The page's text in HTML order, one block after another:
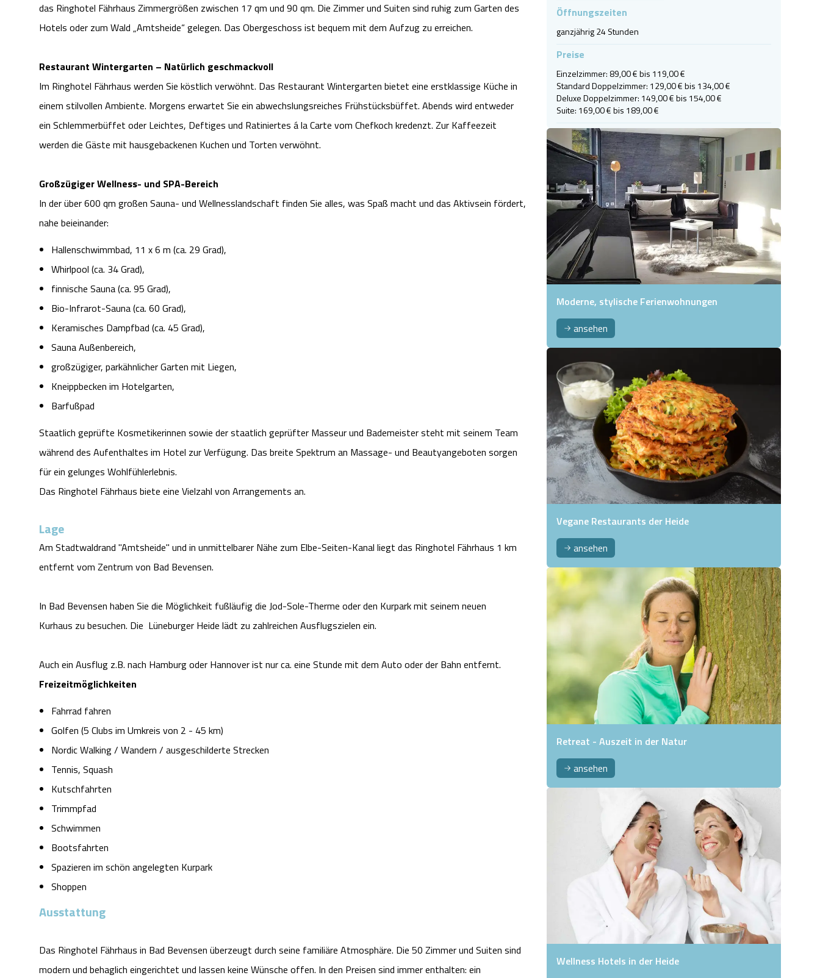
das Ringhotel Fährhaus Zimmergrößen zwischen 17 qm und 90 qm. Die Zimmer und Suiten sind ruhig zum Garten des
Hotels oder zum Wald „Amtsheide“ gelegen. Das Obergeschoss ist bequem mit dem Aufzug zu erreichen.
Restaurant Wintergarten – Natürlich geschmackvoll
Im Ringhotel Fährhaus werden Sie köstlich verwöhnt. Das Restaurant Wintergarten bietet eine erstklassige Küche in
einem stilvollen Ambiente. Morgens erwartet Sie ein abwechslungsreiches Frühstücksbüffet. Abends wird entweder
ein Schlemmerbüffet oder Leichtes, Deftiges und Ratiniertes á la Carte vom Chefkoch kredenzt. Zur Kaffeezeit
werden die Gäste mit hausgebackenen Kuchen und Torten verwöhnt.
Großzügiger Wellness- und SPA-Bereich
In der über 600 qm großen Sauna- und Wellnesslandschaft finden Sie alles, was Spaß macht und das Aktivsein fördert,
nahe beieinander:
Hallenschwimmbad, 11 x 6 m (ca. 29 Grad),
Whirlpool (ca. 34 Grad),
finnische Sauna (ca. 95 Grad),
Bio-Infrarot-Sauna (ca. 60 Grad),
Keramisches Dampfbad (ca. 45 Grad),
Sauna Außenbereich,
großzügiger, parkähnlicher Garten mit Liegen,
Kneippbecken im Hotelgarten,
Barfußpad
Staatlich geprüfte Kosmetikerinnen sowie der staatlich geprüfter Masseur und Bademeister steht mit seinem Team
während des Aufenthaltes im Hotel zur Verfügung. Das breite Spektrum an Massage- und Beautyangeboten sorgen
für ein gelunges Wohlfühlerlebnis.
Das Ringhotel Fährhaus biete eine Vielzahl von Arrangements an.
Lage
Am Stadtwaldrand "Amtsheide" und in unmittelbarer Nähe zum Elbe-Seiten-Kanal liegt das Ringhotel Fährhaus 1 km
entfernt vom Zentrum von Bad Bevensen.
In Bad Bevensen haben Sie die Möglichkeit fußläufig die Jod-Sole-Therme oder den Kurpark mit seinem neuen
Kurhaus zu besuchen. Die Lüneburger Heide lädt zu zahlreichen Ausflugszielen ein.
Auch ein Ausflug z.B. nach Hamburg oder Hannover ist nur ca. eine Stunde mit dem Auto oder der Bahn entfernt.
Freizeitmöglichkeiten
Fahrrad fahren
Golfen (5 Clubs im Umkreis von 2 - 45 km)
Nordic Walking / Wandern / ausgeschilderte Strecken
Tennis, Squash
Kutschfahrten
Trimmpfad
Schwimmen
Bootsfahrten
Spazieren im schön angelegten Kurpark
Shoppen
Ausstattung
Das Ringhotel Fährhaus in Bad Bevensen überzeugt durch seine familiäre Atmosphäre. Die 50 Zimmer und Suiten sind
modern und behaglich eingerichtet und lassen keine Wünsche offen. In den Preisen sind immer enthalten: ein
Öffnungszeiten
ganzjährig 24 Stunden
Preise
Einzelzimmer: 89,00 € bis 119,00 €
Standard Doppelzimmer: 129,00 € bis 134,00 €
Deluxe Doppelzimmer: 149,00 € bis 154,00 €
Suite: 169,00 € bis 189,00 €
Moderne, stylische Ferienwohnungen
ansehen
Vegane Restaurants der Heide
ansehen
Retreat - Auszeit in der Natur
ansehen
Wellness Hotels in der Heide